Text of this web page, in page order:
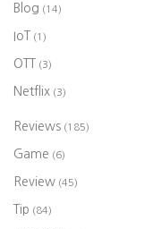
Blog (14)
IoT (1)
OTT (3)
Netflix (3)
Reviews (185)
Game (6)
Review (45)
Tip (84)